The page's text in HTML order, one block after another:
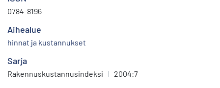
0784-8196
Aihealue
hinnat ja kustannukset
Sarja
Rakennuskustannusindeksi | 2004:7